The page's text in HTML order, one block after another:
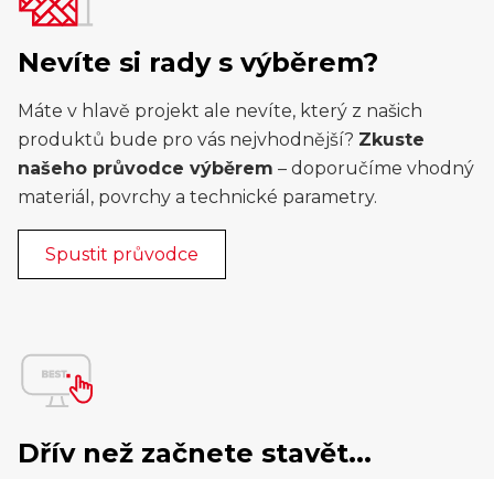
Nevíte si rady s výběrem?
Máte v hlavě projekt ale nevíte, který z našich
produktů bude pro vás nejvhodnější? Zkuste
našeho průvodce výběrem – doporučíme vhodný
materiál, povrchy a technické parametry.
Spustit průvodce
Dřív než začnete stavět...